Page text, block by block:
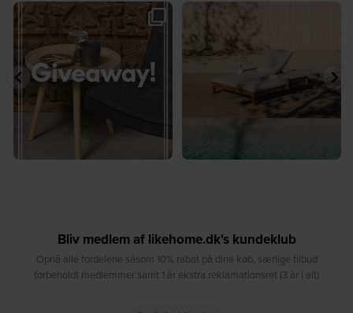
🎉 GIVEAWAY 🎉⁠
Vind det stilfulde Sasha...
187 194
☀️ Sommerens favorit til terrassen ☀️⁠
8 0
Bliv medlem af likehome.dk's kundeklub
Opnå alle fordelene såsom 10% rabat på dine køb, særlige tilbud
forbeholdt medlemmer samt 1 år ekstra reklamationsret (3 år i alt)